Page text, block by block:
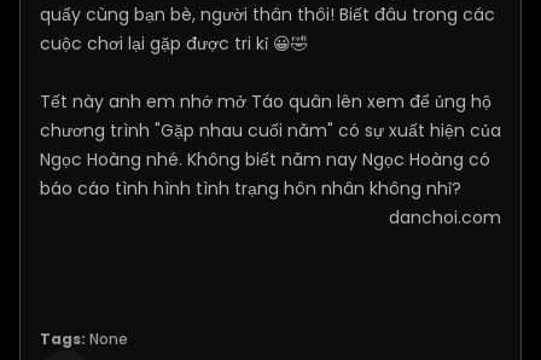
quẩy cùng bạn bè, người thân thôi! Biết đâu trong các
cuộc chơi lại gặp được tri kỉ 😀🤣
Tết này anh em nhớ mở Táo quân lên xem để ủng hộ
chương trình "Gặp nhau cuối năm" có sự xuất hiện của
Ngọc Hoàng nhé. Không biết năm nay Ngọc Hoàng có
báo cáo tình hình tình trạng hôn nhân không nhỉ?
danchoi.com
Tags: None